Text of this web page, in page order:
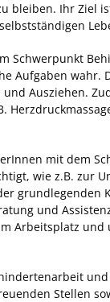
bleiben. Ihr Ziel
Schwerpunkt
Aufgaben wahr.
Ausziehen.
mit dem
wie z.B. zur
grundlegenden
und
Arbeitsplatz
Stellen